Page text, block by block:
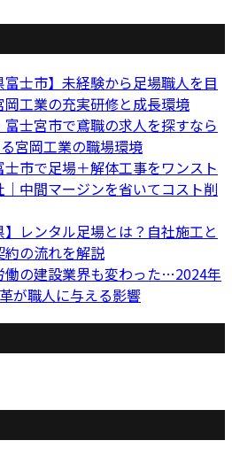
富士市】未経験から足場職人を目
工業の充実研修と成長環境
富士宮市で鳶職の求人を探すなら
宮岡工業の職場環境
士市で足場＋解体工事をワンスト
｜中間マージンを省いてコスト削
】レンタル足場とは？自社施工と
の流れを解説
働の建設業界も変わった…2024年
が職人に与える影響